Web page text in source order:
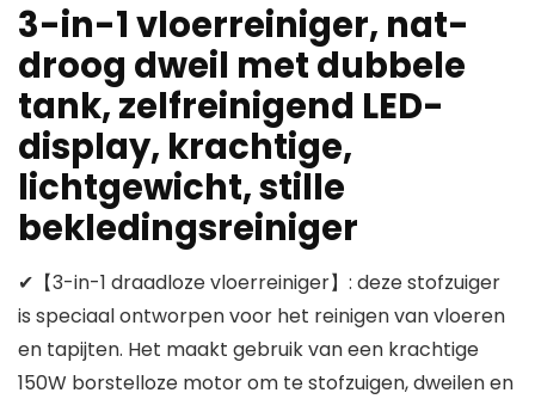
3-in-1 vloerreiniger, nat-
droog dweil met dubbele
tank, zelfreinigend LED-
display, krachtige,
lichtgewicht, stille
bekledingsreiniger
✔【3-in-1 draadloze vloerreiniger】: deze stofzuiger
is speciaal ontworpen voor het reinigen van vloeren
en tapijten. Het maakt gebruik van een krachtige
150W borstelloze motor om te stofzuigen, dweilen en